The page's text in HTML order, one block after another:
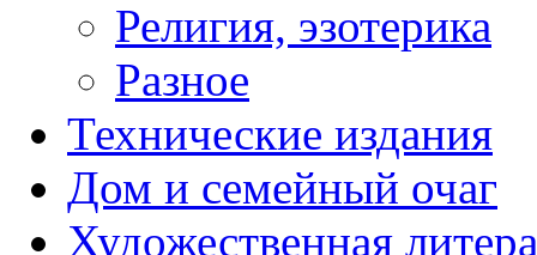
Религия, эзотерика
Разное
Технические издания
Дом и семейный очаг
Художественная